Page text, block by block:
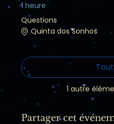
1 heure
Questions
Quinta dos Sonhos
1 autre
Partager cet